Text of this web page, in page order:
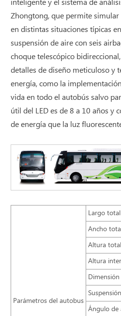
inteligente y el sistema de
Zhongtong, que permite
en distintas situaciones típicas
suspensión de aire con seis
choque telescópico
detalles de diseño meticuloso y
energía, como la
vida en todo el autobús salvo
útil del LED es de 8 a 10 años y
de energía que la luz
Parámetros del autobus
Largo
Ancho
Altura
Altura
Ángulo de